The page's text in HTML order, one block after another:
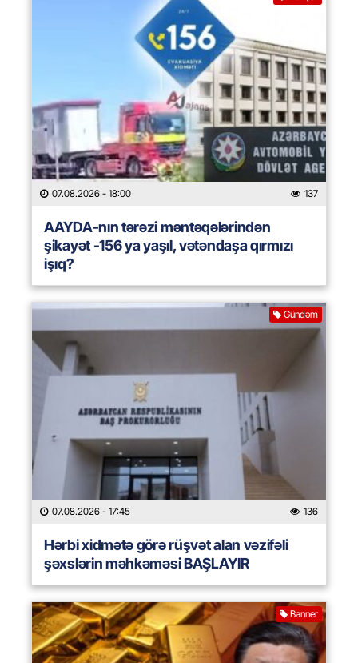
07.08.2026 - 18:00 137
AAYDA-nın tərəzi məntəqələrindən
şikayət -156 ya yaşıl, vətəndaşa qırmızı
işıq?
Gündəm
07.08.2026 - 17:45 136
Hərbi xidmətə görə rüşvət alan vəzifəli
şəxslərin məhkəməsi BAŞLAYIR
Banner